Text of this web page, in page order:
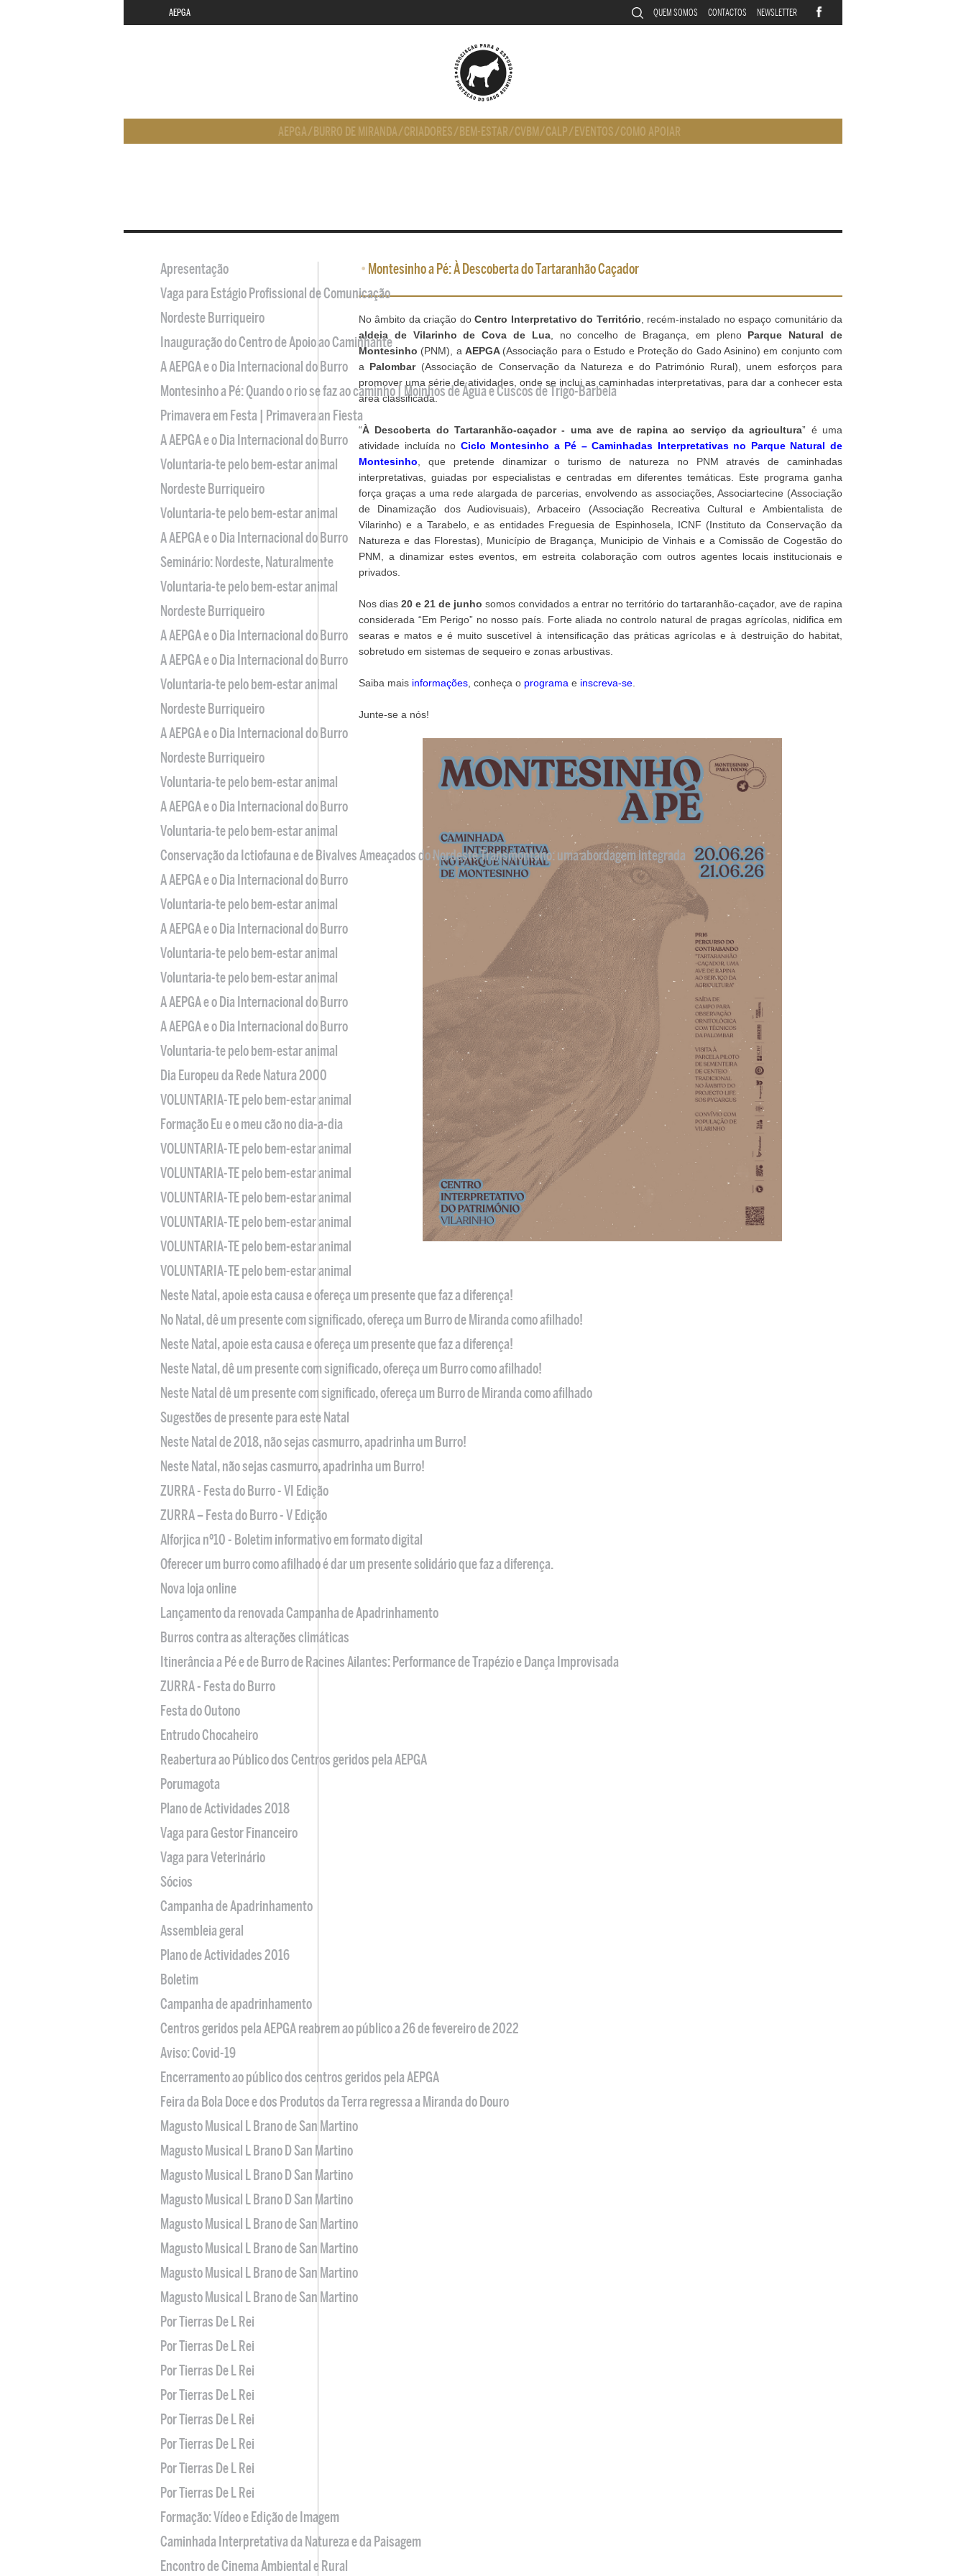
AEPGA QUEM SOMOS CONTACTOS NEWSLETTER
AEPGA/ BURRO DE MIRANDA/CRIADORES/ BEM-ESTAR/CVBM/CALP/ EVENTOS/COMO APOIAR
• Montesinho a Pé: À Descoberta do Tartaranhão Caçador
No âmbito da criação doCentro Interpretativo do Território , recém-instalado no espaço comunitário da
aldeia de Vilarinho de Cova de Lua, no concelho de Bragança, em pleno Parque Natural de
Montesinho (PNM), a AEPGA (Associação para o Estudo e Proteção do Gado Asinino) em conjunto com
a Palombar (Associação de Conservação da Natureza e do Património Rural), unem esforços para
promover uma série de atividades, onde se inclui as caminhadas interpretativas, para dar a conhecer esta
área classificada.
“À Descoberta do Tartaranhão-caçador - uma ave de rapina ao serviço da agricultura” é uma
atividade incluída no Ciclo Montesinho a Pé – Caminhadas Interpretativas no Parque Natural de
Montesinho , que pretende dinamizar o turismo de natureza no PNM através de caminhadas
interpretativas, guiadas por especialistas e centradas em diferentes temáticas. Este programa ganha
força graças a uma rede alargada de parcerias, envolvendo as associações, Associartecine (Associação
de Dinamização dos Audiovisuais), Arbaceiro (Associação Recreativa Cultural e Ambientalista de
Vilarinho) e a Tarabelo, e as entidades Freguesia de Espinhosela, ICNF (Instituto da Conservação da
Natureza e das Florestas), Município de Bragança, Municipio de Vinhais e a Comissão de Cogestão do
PNM, a dinamizar estes eventos, em estreita colaboração com outros agentes locais institucionais e
privados.
Nos dias 20 e 21 de junho somos convidados a entrar no território do tartaranhão-caçador, ave de rapina
considerada “Em Perigo” no nosso país. Forte aliada no controlo natural de pragas agrícolas, nidifica em
searas e matos e é muito suscetível à intensificação das práticas agrícolas e à destruição do habitat,
sobretudo em sistemas de sequeiro e zonas arbustivas.
Saiba mais informações , conheça o programa e inscreva-se
Junte-se a nós!
Apresentação
Vaga para Estágio Profissional de Comunicação
Nordeste Burriqueiro
Inauguração do Centro de Apoio ao Caminhante
A AEPGA e o Dia Internacional do Burro
Montesinho a Pé: Quando o rio se faz ao caminho | Moinhos de Água e Cuscos de Trigo-Barbela
Primavera em Festa | Primavera an Fiesta
A AEPGA e o Dia Internacional do Burro
Voluntaria-te pelo bem-estar animal
Nordeste Burriqueiro
Voluntaria-te pelo bem-estar animal
A AEPGA e o Dia Internacional do Burro
Seminário: Nordeste, Naturalmente
Voluntaria-te pelo bem-estar animal
Nordeste Burriqueiro
A AEPGA e o Dia Internacional do Burro
A AEPGA e o Dia Internacional do Burro
Voluntaria-te pelo bem-estar animal
Nordeste Burriqueiro
A AEPGA e o Dia Internacional do Burro
Nordeste Burriqueiro
Voluntaria-te pelo bem-estar animal
A AEPGA e o Dia Internacional do Burro
Voluntaria-te pelo bem-estar animal
Conservação da Ictiofauna e de Bivalves Ameaçados do Nordeste Transmontano: uma abordagem integrada
A AEPGA e o Dia Internacional do Burro
Voluntaria-te pelo bem-estar animal
A AEPGA e o Dia Internacional do Burro
Voluntaria-te pelo bem-estar animal
Voluntaria-te pelo bem-estar animal
A AEPGA e o Dia Internacional do Burro
A AEPGA e o Dia Internacional do Burro
Voluntaria-te pelo bem-estar animal
Dia Europeu da Rede Natura 2000
VOLUNTARIA-TE pelo bem-estar animal
Formação Eu e o meu cão no dia-a-dia
VOLUNTARIA-TE pelo bem-estar animal
VOLUNTARIA-TE pelo bem-estar animal
VOLUNTARIA-TE pelo bem-estar animal
VOLUNTARIA-TE pelo bem-estar animal
VOLUNTARIA-TE pelo bem-estar animal
VOLUNTARIA-TE pelo bem-estar animal
Neste Natal, apoie esta causa e ofereça um presente que faz a diferença!
No Natal, dê um presente com significado, ofereça um Burro de Miranda como afilhado!
Neste Natal, apoie esta causa e ofereça um presente que faz a diferença!
Neste Natal, dê um presente com significado, ofereça um Burro como afilhado!
Neste Natal dê um presente com significado, ofereça um Burro de Miranda como afilhado
Sugestões de presente para este Natal
Neste Natal de 2018, não sejas casmurro, apadrinha um Burro!
Neste Natal, não sejas casmurro, apadrinha um Burro!
ZURRA - Festa do Burro - VI Edição
ZURRA – Festa do Burro - V Edição
Alforjica nº10 - Boletim informativo em formato digital
Oferecer um burro como afilhado é dar um presente solidário que faz a diferença.
Nova loja online
Lançamento da renovada Campanha de Apadrinhamento
Burros contra as alterações climáticas
Itinerância a Pé e de Burro de Racines Ailantes: Performance de Trapézio e Dança Improvisada
ZURRA - Festa do Burro
Festa do Outono
Entrudo Chocaheiro
Reabertura ao Público dos Centros geridos pela AEPGA
Porumagota
Plano de Actividades 2018
Vaga para Gestor Financeiro
Vaga para Veterinário
Sócios
Campanha de Apadrinhamento
Assembleia geral
Plano de Actividades 2016
Boletim
Campanha de apadrinhamento
Centros geridos pela AEPGA reabrem ao público a 26 de fevereiro de 2022
Aviso: Covid-19
Encerramento ao público dos centros geridos pela AEPGA
Feira da Bola Doce e dos Produtos da Terra regressa a Miranda do Douro
Magusto Musical L Brano de San Martino
Magusto Musical L Brano D San Martino
Magusto Musical L Brano D San Martino
Magusto Musical L Brano D San Martino
Magusto Musical L Brano de San Martino
Magusto Musical L Brano de San Martino
Magusto Musical L Brano de San Martino
Magusto Musical L Brano de San Martino
Por Tierras De L Rei
Por Tierras De L Rei
Por Tierras De L Rei
Por Tierras De L Rei
Por Tierras De L Rei
Por Tierras De L Rei
Por Tierras De L Rei
Por Tierras De L Rei
Formação: Vídeo e Edição de Imagem
Caminhada Interpretativa da Natureza e da Paisagem
Encontro de Cinema Ambiental e Rural